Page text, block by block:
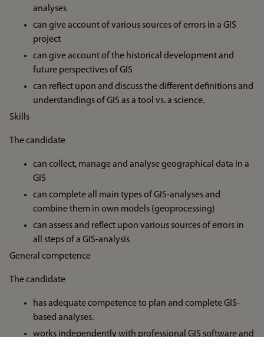
analyses
can give account of various sources of errors in a GIS
project
can give account of the historical development and
future perspectives of GIS
can reflect upon and discuss the different definitions and
understandings of GIS as a tool vs. a science.
Skills
The candidate
can collect, manage and analyse geographical data in a
GIS
can complete all main types of GIS-analyses and
combine them in own models (geoprocessing)
can assess and reflect upon various sources of errors in
all steps of a GIS-analysis
General competence
The candidate
has adequate competence to plan and complete GIS-
based analyses.
works independently with professional GIS software and